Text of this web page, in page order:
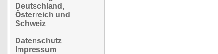
Deutschland,
Österreich und
Schweiz
Datenschutz
Impressum